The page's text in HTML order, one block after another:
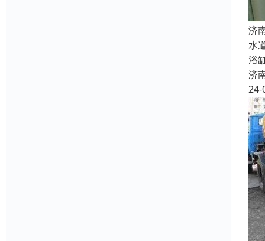
济
水
浴
济
24-